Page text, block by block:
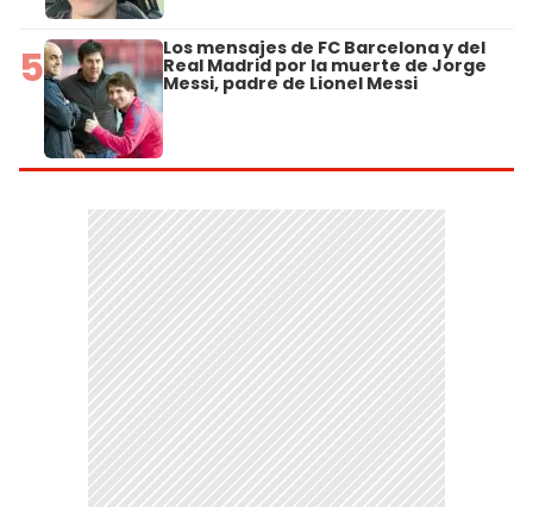
5 Los mensajes de FC Barcelona y del
Real Madrid por la muerte de Jorge
Messi, padre de Lionel Messi